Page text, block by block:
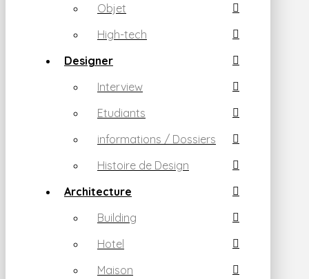
Objet
High-tech
Designer
Interview
Etudiants
informations / Dossiers
Histoire de Design
Architecture
Building
Hotel
Maison